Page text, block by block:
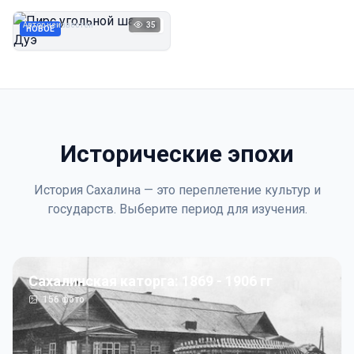
НОВОЕ 1923
Автор неизвестен 35
Исторические эпохи
История Сахалина — это переплетение культур и
государств. Выберите период для изучения.
Сахалинская каторга: 1869 - 1906 гг
156фото